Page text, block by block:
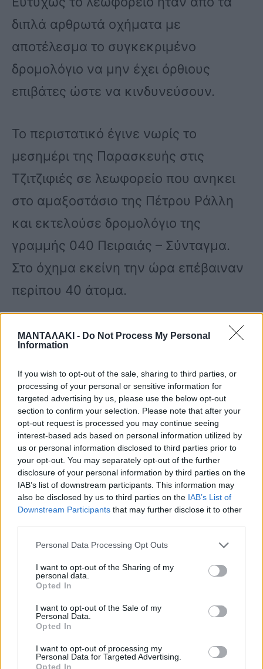
ΜΑΝΤΑΛΑΚΙ - Do Not Process My Personal
Information
If you wish to opt-out of the sale, sharing to third parties, or
processing of your personal or sensitive information for
targeted advertising by us, please use the below opt-out
section to confirm your selection. Please note that after your
opt-out request is processed you may continue seeing
interest-based ads based on personal information utilized by
us or personal information disclosed to third parties prior to
your opt-out. You may separately opt-out of the further
disclosure of your personal information by third parties on the
IAB’s list of downstream participants. This information may
also be disclosed by us to third parties on the IAB’s List of
Downstream Participants that may further disclose it to other
Personal Data Processing Opt Outs
I want to opt-out of the Sharing of my
personal data.
Opted In
I want to opt-out of the Sale of my
Personal Data.
Opted In
I want to opt-out of processing my
Personal Data for Targeted Advertising.
Opted In
διπλά αρθρωτά οχήματα με
αποτέλεσμα το συγκεκριμένο
δρομολόγιο να μην έχει όρθιους
επιβάτες ώστε να κινδυνεύσουν.
Το περιστατικό έγινε νωρίς το
μεσημέρι της Παρασκευής στις
Τζιτζιφιές σε λεωφορείο που ανηκει
στο αμαξοστάσιο της Πέτρου Ράλλη
και εκτελούσε δρομολόγιο της
γραμμής 040 Πειραιάς – Σύνταγμα.
Στο όχημα εκείνη την ώρα επέβαιναν
περίπου 40 άτομα.
Αμέσως μετά το συμβάν, ο οδηγός
σταμάτησε το δρομολόγιο στην οδό
Θησέως, κατέβασε τους επιβάτες και
οδήγησε το λεωφορείο στο υπόστεγο
για επισκευή. Σύμφωνα με τις
πληροφορίες του «Εθνους», το όχημα
επανήλθε στην κυκλοφορία περίπου 1
ώρα αργότερα.
Να σημειωθεί ότι ο στόλος των
από τους μεγαλύτερους μέσους ορους
σχεδόν την 20ετία. Πολλά από τα